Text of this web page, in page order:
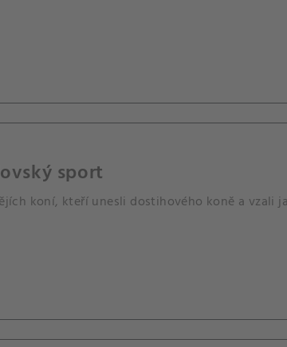
sport
koní, kteří unesli dostihového koně a vzali